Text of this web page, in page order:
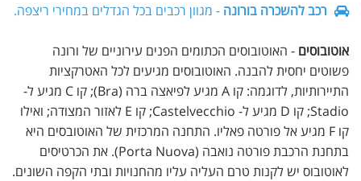
רכב להשכרה בורונה - מגוון רכבים בכל הגדלים במחירי ריצפה.
אוטובוסים - האוטובוסים הכתומים הפנים עירוניים של ורונה
פשוטים יחסית להבנה. האוטובוסים מגיעים לכל האטרקציות
התיירותיות, לדוגמה: קו A מגיע לפיאצה ברה (Bra); קו C מגיע ל-
Stadio; קו D מגיע ל- Castelvecchio; קו E לאזור המצודה; ואילו
קו F מגיע אל פורטה פאליו. התחנה המרכזית של האוטובסים היא
בתחנת הרכבת פורטה נואבה (Porta Nuova). את הכרטיסים
לאוטובוס יש לקנות טרם העליה עליו מהחנויות ובתי הקפה השונים.